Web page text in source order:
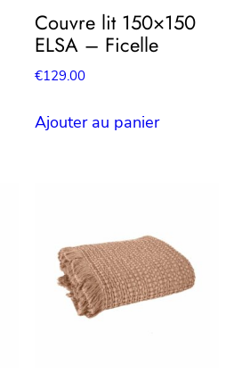
Couvre lit 150×150
ELSA – Ficelle
€129.00
Ajouter au panier